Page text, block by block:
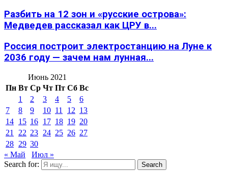
Разбить на 12 зон и «русские острова»:
Медведев рассказал как ЦРУ в...
Россия построит электростанцию на Луне к
2036 году — зачем нам лунная...
Июнь 2021
Пн Вт Ср Чт Пт Сб Вс
1
2 3 4 5
6
7
8 9 10 11 12 13
14 15 16 17 18 19 20
21
22 23 24 25 26 27
28 29 30
« Май
Июл »
Search for:
Search